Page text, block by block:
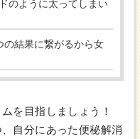
のように太ってしまい
の結果に繋がるから女
を目指しましょう！
自分にあった便秘解消